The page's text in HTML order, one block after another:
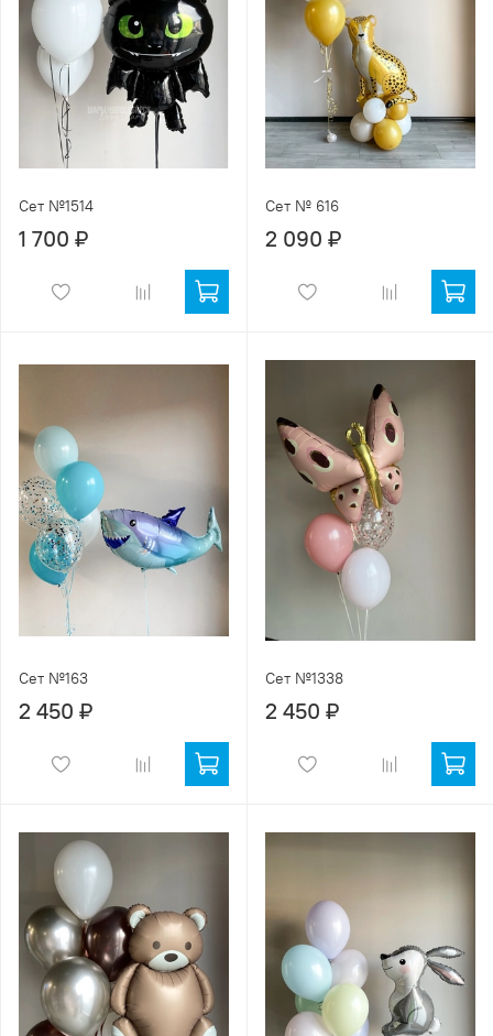
Сет №1514
1 700 ₽
Сет № 616
2 090 ₽
Сет №163
2 450 ₽
Сет №1338
2 450 ₽